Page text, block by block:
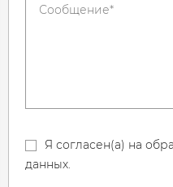
Я согласен(а) на
данных.